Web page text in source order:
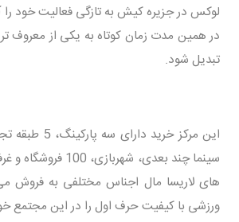
لوکس در جزیره کیش به تازگی فعالیت خود را
در همین مدت زمان کوتاه به یکی از معروف
تبدیل شود.
این مرکز خرید
سینما چند بعدی،
های لاریسا مال اجناس مختلفی به فروش می
ورزشی با کیفیت حرف اول را در این مجتمع